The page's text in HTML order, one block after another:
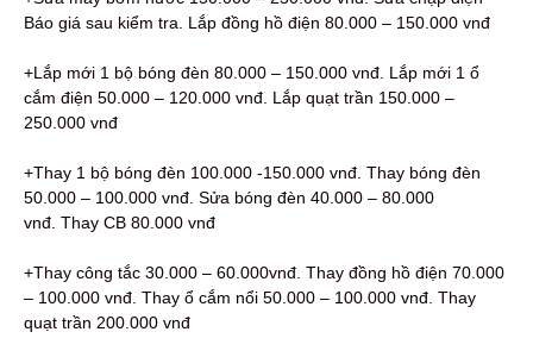
Báo giá sau kiểm tra. Lắp đồng hồ điện 80.000 – 150.000 vnđ
+Lắp mới 1 bộ bóng đèn 80.000 – 150.000 vnđ. Lắp mới 1 ổ
cắm điện 50.000 – 120.000 vnđ. Lắp quạt trần 150.000 –
250.000 vnđ
+Thay 1 bộ bóng đèn 100.000 -150.000 vnđ. Thay bóng đèn
50.000 – 100.000 vnđ. Sửa bóng đèn 40.000 – 80.000
vnđ. Thay CB 80.000 vnđ
+Thay công tắc 30.000 – 60.000vnđ. Thay đồng hồ điện 70.000
– 100.000 vnđ. Thay ổ cắm nổi 50.000 – 100.000 vnđ. Thay
quạt trần 200.000 vnđ